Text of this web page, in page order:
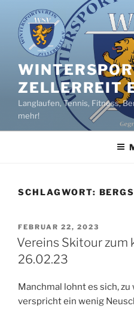
Inhalt
springen
ZELLERREIT
Langlaufen, Tennis, Fitness,
mehr!
SCHLAGWORT:
VERÖFFENTLICHT
AM
FEBRUAR 22, 2023
Vereins Skitour zum
26.02.23
Manchmal lohnt es sich,
verspricht ein wenig